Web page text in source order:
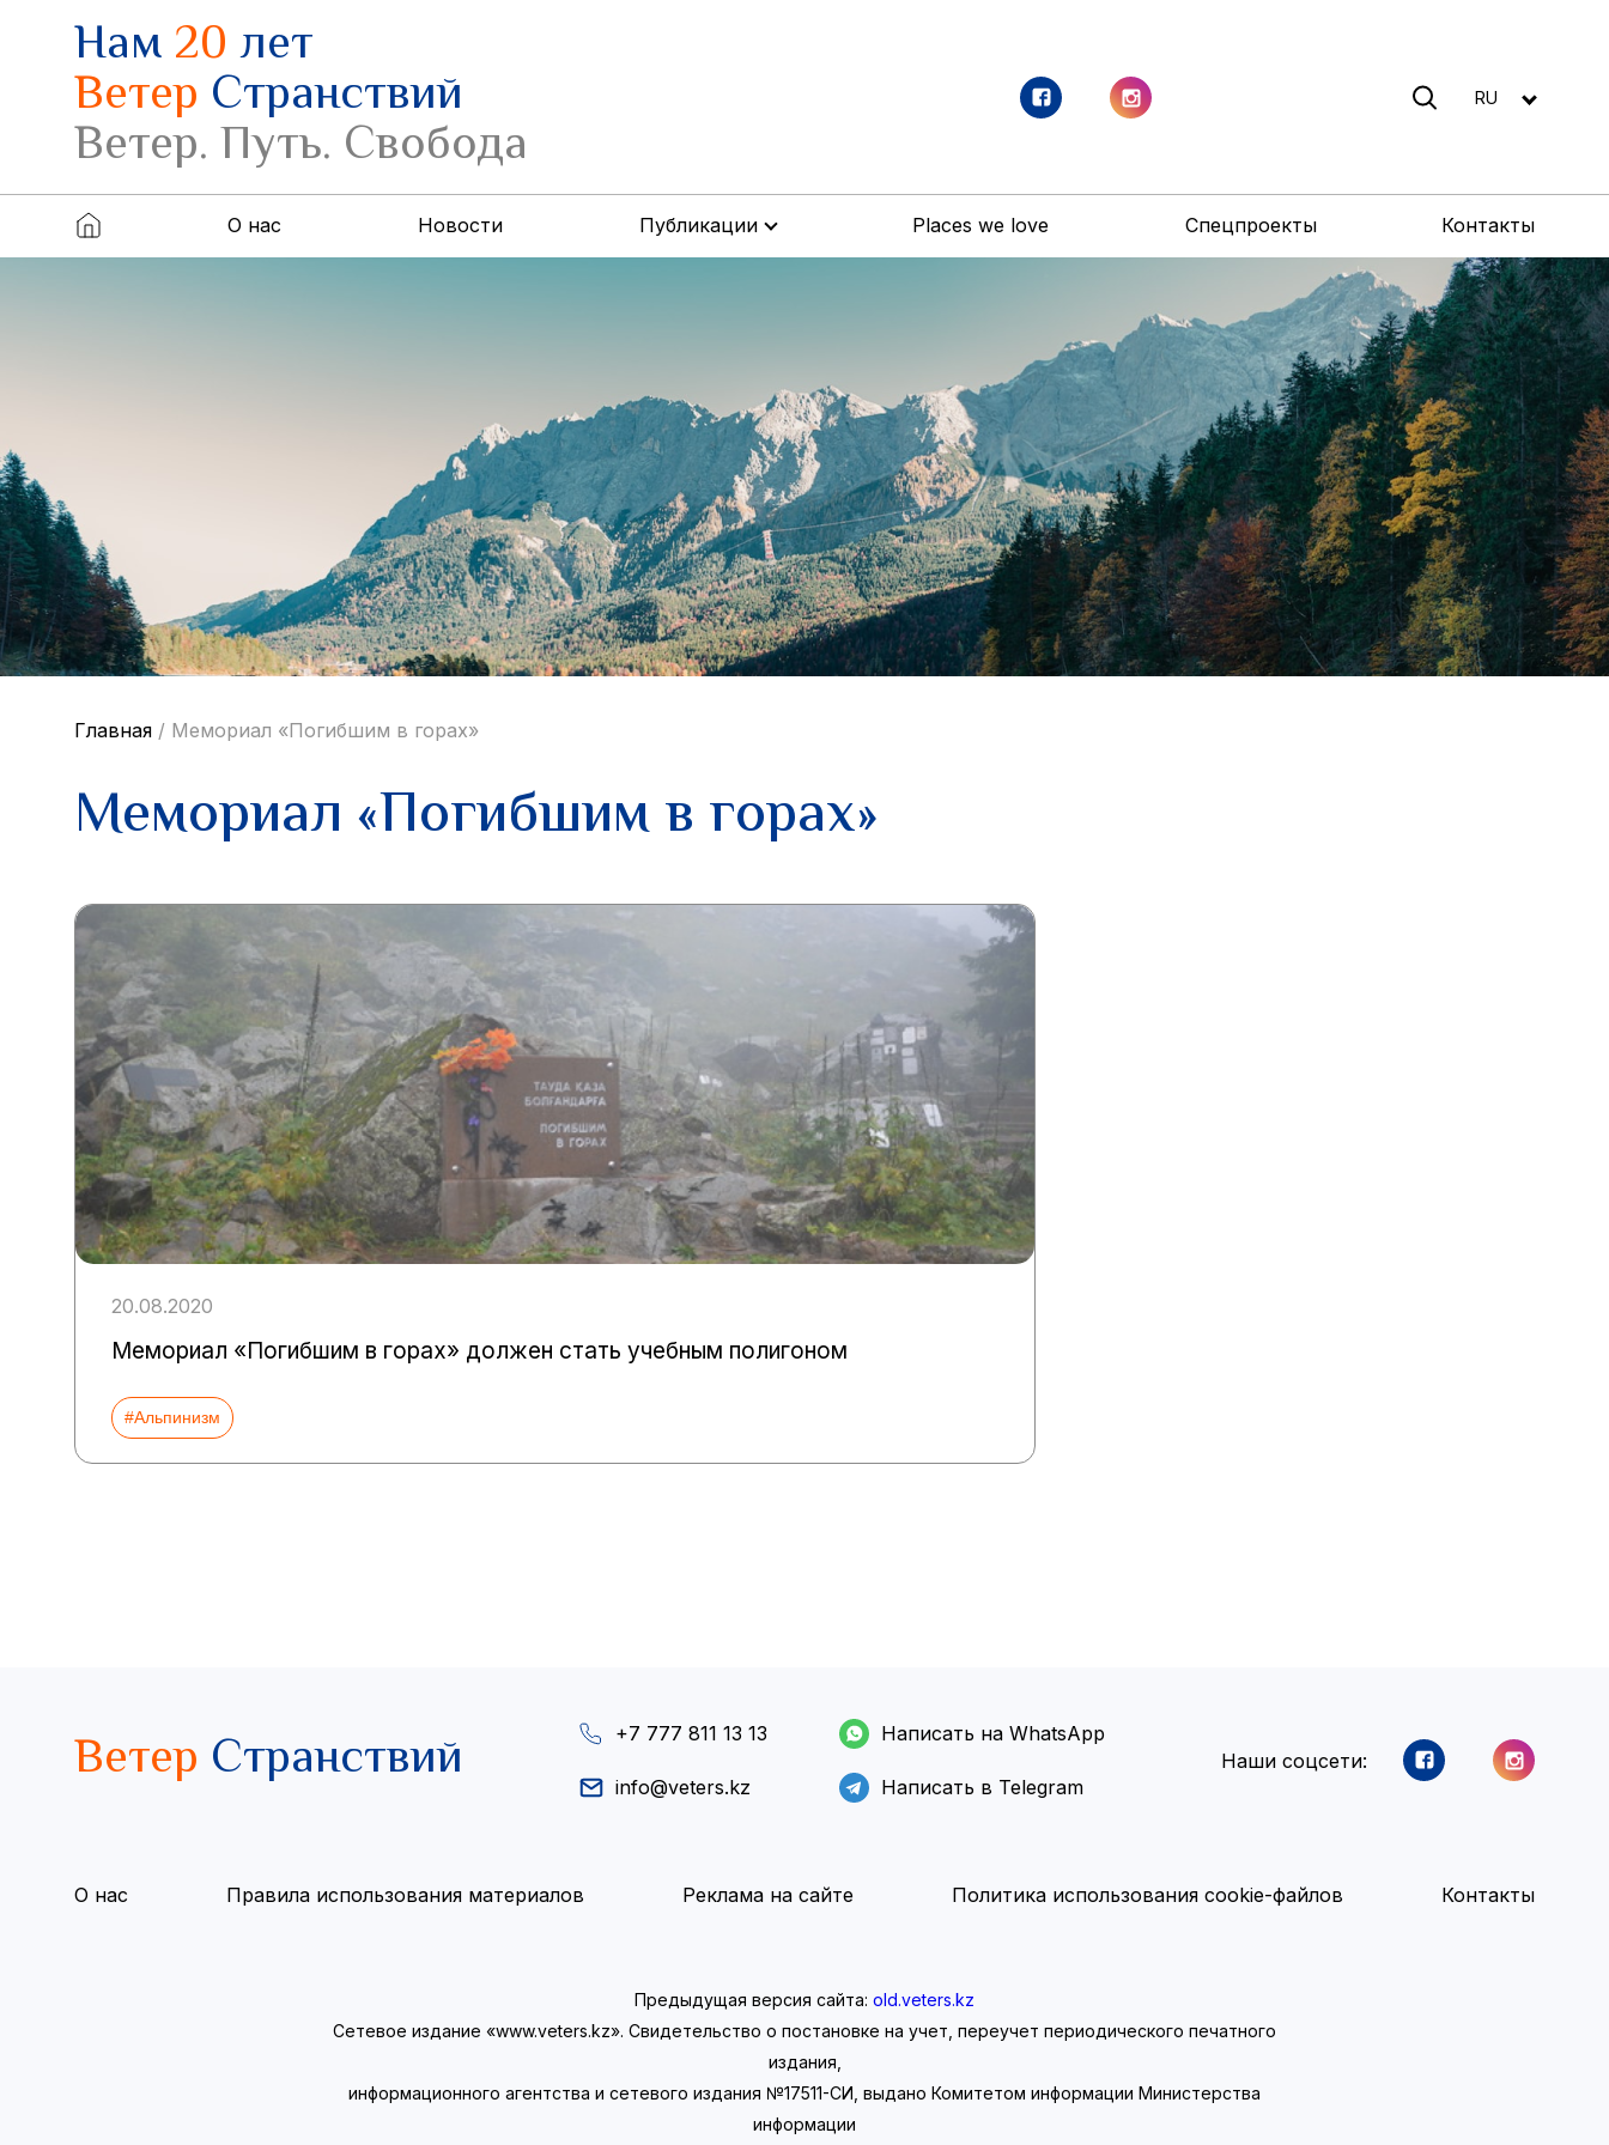
Нам20лет
Ветер Странствий
Ветер. Путь. Свобода
RU
О нас Новости Публикации Places we love Спецпроекты Контакты
Главная / Мемориал «Погибшим в горах»
Мемориал «Погибшим в горах»
20.08.2020
Мемориал «Погибшим в горах» должен стать учебным полигоном
#Альпинизм
Ветер Странствий +7 777 811 13 13
info@veters.kz
Написать на WhatsApp
Написать в Telegram
Наши соцсети:
О нас Правила использования материалов Реклама на сайте Политика использования cookie-файлов Контакты
Предыдущая версия сайта: old.veters.kz
Сетевое издание «www.veters.kz». Свидетельство о постановке на учет, переучет периодического печатного
издания,
информационного агентства и сетевого издания №17511-СИ, выдано Комитетом информации Министерства
информации